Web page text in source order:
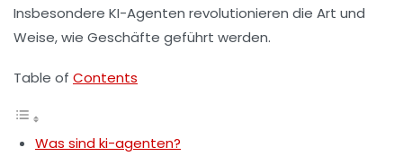
Insbesondere KI-Agenten revolutionieren die Art und
Weise, wie Geschäfte geführt werden.
Table of Contents
Was sind ki-agenten?